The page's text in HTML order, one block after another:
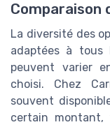
Comparaison
La diversité des
adaptées à tous
peuvent varier
choisi. Chez
souvent
certain montant,